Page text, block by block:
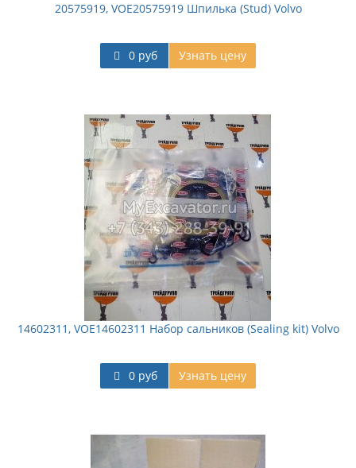
20575919, VOE20575919 Шпилька (Stud) Volvo
0 руб Узнать цену
14602311, VOE14602311 Набор сальников (Sealing kit) Volvo
0 руб Узнать цену